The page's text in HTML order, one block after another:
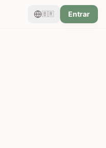
🇧🇷 Entrar